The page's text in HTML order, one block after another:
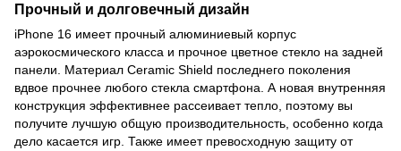
Прочный и долговечный дизайн
iPhone 16 имеет прочный алюминиевый корпус
аэрокосмического класса и прочное цветное стекло на задней
панели. Материал Ceramic Shield последнего поколения
вдвое прочнее любого стекла смартфона. А новая внутренняя
конструкция эффективнее рассеивает тепло, поэтому вы
получите лучшую общую производительность, особенно когда
дело касается игр. Также имеет превосходную защиту от